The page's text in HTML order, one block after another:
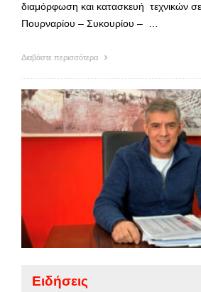
διαμόρφωση και κατασκευή τεχνικών
Πουρναρίου – Συκουρίου – …
Διαβάστε περισσότερα
Ειδήσεις